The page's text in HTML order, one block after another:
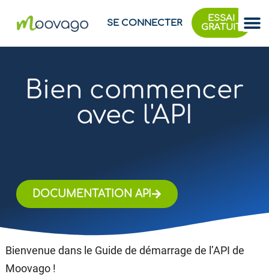
SE CONNECTER
ESSAI
GRATUIT
Bien commencer
avec l'API
DOCUMENTATION API
Bienvenue dans le Guide de démarrage de l’API de
Moovago !